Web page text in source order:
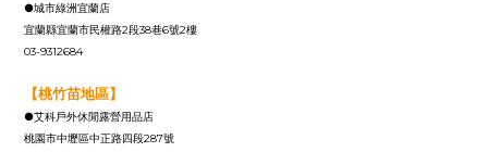
●城市綠洲宜蘭店
宜蘭縣宜蘭市民權路2段38巷6號2樓
03-9312684
【桃竹苗地區】
●艾科戶外休閒露營用品店
桃園市中壢區中正路四段287號